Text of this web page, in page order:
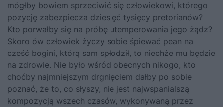
mógłby bowiem sprzeciwić się człowiekowi, którego
pozycję zabezpiecza dziesięć tysięcy pretorianów?
Kto porwałby się na próbę utemperowania jego żądz?
Skoro ów człowiek życzy sobie śpiewać pean na
cześć bogini, którą sam spłodził, to niechże mu będzie
na zdrowie. Nie było wśród obecnych nikogo, kto
choćby najmniejszym drgnięciem dałby po sobie
poznać, że to, co słyszy, nie jest najwspanialszą
kompozycją wszech czasów, wykonywaną przez